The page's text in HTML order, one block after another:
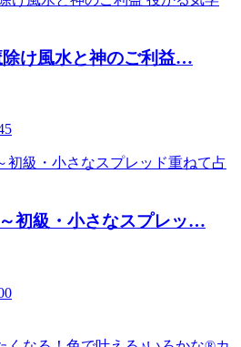
け風水と神のご利益…
初級・小さなスプレッ…